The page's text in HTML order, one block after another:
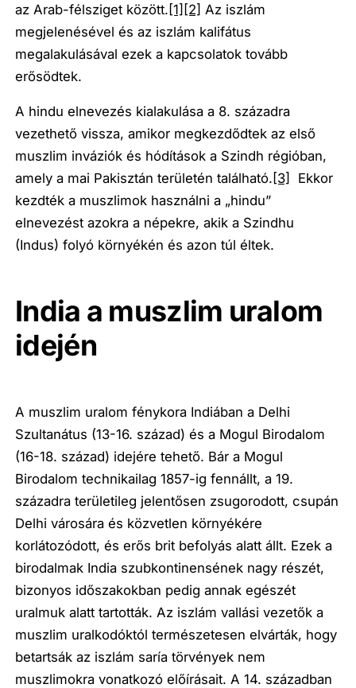
az Arab-félsziget között. [1] [2] Az iszlám
megjelenésével és az iszlám kalifátus
megalakulásával ezek a kapcsolatok tovább
erősödtek.
A hindu elnevezés kialakulása a 8. századra
vezethető vissza, amikor megkezdődtek az első
muszlim inváziók és hódítások a Szindh régióban,
amely a mai Pakisztán területén található. [3]
Ekkor
kezdték a muszlimok használni a „hindu”
elnevezést azokra a népekre, akik a Szindhu
(Indus) folyó környékén és azon túl éltek.
India a muszlim uralom
idején
A muszlim uralom fénykora Indiában a Delhi
Szultanátus (13-16. század) és a Mogul Birodalom
(16-18. század) idejére tehető. Bár a Mogul
Birodalom technikailag 1857-ig fennállt, a 19.
századra területileg jelentősen zsugorodott, csupán
Delhi városára és közvetlen környékére
korlátozódott, és erős brit befolyás alatt állt. Ezek a
birodalmak India szubkontinensének nagy részét,
bizonyos időszakokban pedig annak egészét
uralmuk alatt tartották. Az iszlám vallási vezetők a
muszlim uralkodóktól természetesen elvárták, hogy
betartsák az iszlám saría törvények nem
muszlimokra vonatkozó előírásait. A 14. században